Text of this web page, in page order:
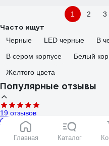
Главная Каталог
1 2 3
Часто ищут
Черные LED черные
В
В сером корпусе
Белый
Желтого цвета
Популярные отзывы
19 отзывов
Отзыв о фонаре-прожекторе
max1500лм 4реж+SMD